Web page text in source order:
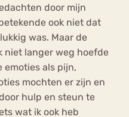
door mijn
ook niet dat
was. Maar de
niet langer weg hoefde
emoties als pijn,
mochten er zijn en
hulp en steun te
wat ik ook heb